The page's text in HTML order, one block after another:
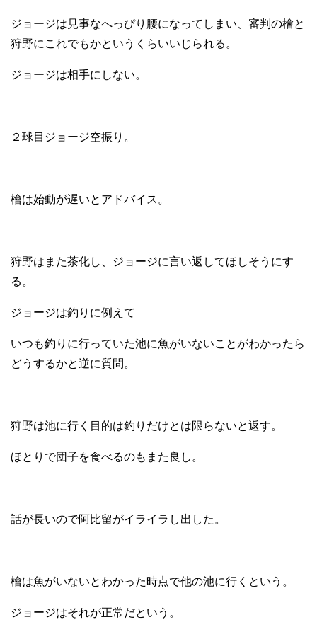
ジョージは見事なへっぴり腰になってしまい、審判の檜と
狩野にこれでもかというくらいいじられる。
ジョージは相手にしない。
２球目ジョージ空振り。
檜は始動が遅いとアドバイス。
狩野はまた茶化し、ジョージに言い返してほしそうにす
る。
ジョージは釣りに例えて
いつも釣りに行っていた池に魚がいないことがわかったら
どうするかと逆に質問。
狩野は池に行く目的は釣りだけとは限らないと返す。
ほとりで団子を食べるのもまた良し。
話が長いので阿比留がイライラし出した。
檜は魚がいないとわかった時点で他の池に行くという。
ジョージはそれが正常だという。